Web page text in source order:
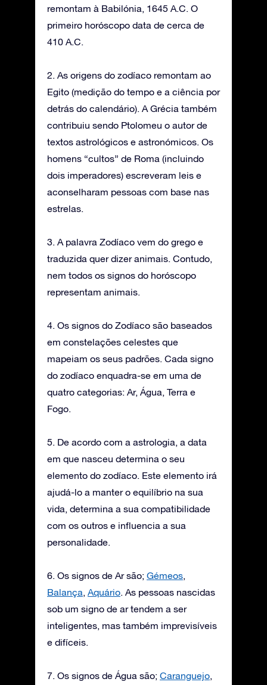
remontam à Babilónia, 1645 A.C. O
primeiro horóscopo data de cerca de
410 A.C.
2. As origens do zodíaco remontam ao
Egito (medição do tempo e a ciência por
detrás do calendário). A Grécia também
contribuiu sendo Ptolomeu o autor de
textos astrológicos e astronómicos. Os
homens “cultos” de Roma (incluindo
dois imperadores) escreveram leis e
aconselharam pessoas com base nas
estrelas.
3. A palavra Zodíaco vem do grego e
traduzida quer dizer animais. Contudo,
nem todos os signos do horóscopo
representam animais.
4. Os signos do Zodíaco são baseados
em constelações celestes que
mapeiam os seus padrões. Cada signo
do zodíaco enquadra-se em uma de
quatro categorias: Ar, Água, Terra e
Fogo.
5. De acordo com a astrologia, a data
em que nasceu determina o seu
elemento do zodíaco. Este elemento irá
ajudá-lo a manter o equilíbrio na sua
vida, determina a sua compatibilidade
com os outros e influencia a sua
personalidade.
6. Os signos de Ar são; Gémeos,
Balança, Aquário. As pessoas nascidas
sob um signo de ar tendem a ser
inteligentes, mas também imprevisíveis
e difíceis.
7. Os signos de Água são; Caranguejo,